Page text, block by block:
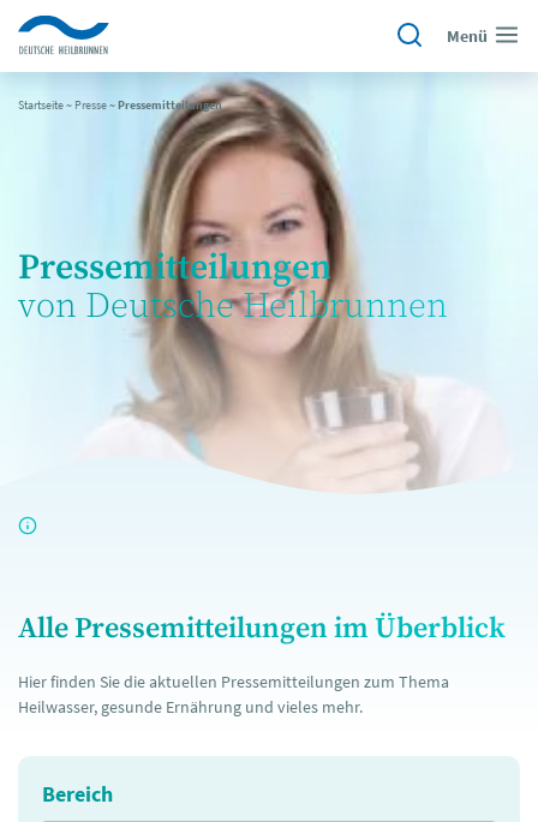
Menü
Startseite~ Presse~Pressemitteilungen
Pressemitteilungen
von Deutsche Heilbrunnen
Alle Pressemitteilungen im Überblick
Hier finden Sie die aktuellen Pressemitteilungen zum Thema
Heilwasser, gesunde Ernährung und vieles mehr.
Bereich